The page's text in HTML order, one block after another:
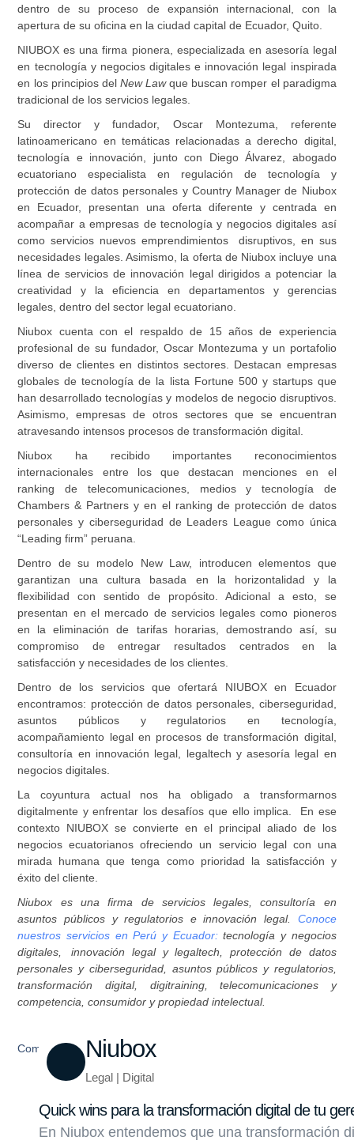
dentro de su proceso de expansión internacional, con la
apertura de su oficina en la ciudad capital de Ecuador, Quito.
NIUBOXes una firma pionera, especializada en asesoría legal
en tecnología y negocios digitales e innovación legal inspirada
en los principios del New Lawque buscan romper el paradigma
tradicional de los servicios legales.
Su director y fundador, Oscar Montezuma, referente
latinoamericano en temáticas relacionadas a derecho digital,
tecnología e innovación, junto con Diego Álvarez, abogado
ecuatoriano especialista en regulación de tecnología y
protección de datos personales y Country Manager de Niubox
en Ecuador, presentan una oferta diferente y centrada en
acompañar a empresas de tecnología y negocios digitales así
como servicios nuevos emprendimientos disruptivos, en sus
necesidades legales. Asimismo, la oferta de Niubox incluye una
línea de servicios de innovación legal dirigidos a potenciar la
creatividad y la eficiencia en departamentos y gerencias
legales, dentro del sector legal ecuatoriano.
Niubox cuenta con el respaldo de 15 años de experiencia
profesional de su fundador, Oscar Montezuma y un portafolio
diverso de clientes en distintos sectores. Destacan empresas
globales de tecnología de la lista Fortune 500 y startups que
han desarrollado tecnologías y modelos de negocio disruptivos.
Asimismo, empresas de otros sectores que se encuentran
atravesando intensos procesos de transformación digital.
Niubox ha recibido importantes reconocimientos
internacionales entre los que destacan menciones en el
ranking de telecomunicaciones, medios y tecnología de
Chambers & Partners y en el ranking de protección de datos
personales y ciberseguridad de Leaders League como única
“Leading firm” peruana.
Dentro de su modelo New Law, introducen elementos que
garantizan una cultura basada en la horizontalidad y la
flexibilidad con sentido de propósito. Adicional a esto, se
presentan en el mercado de servicios legales como pioneros
en la eliminación de tarifas horarias, demostrando así, su
compromiso de entregar resultados centrados en la
satisfacción y necesidades de los clientes.
Dentro de los servicios que ofertará NIUBOXen Ecuador
encontramos: protección de datos personales, ciberseguridad,
asuntos públicos y regulatorios en tecnología,
acompañamiento legal en procesos de transformación digital,
consultoría en innovación legal, legaltech y asesoría legal en
negocios digitales.
La coyuntura actual nos ha obligado a transformarnos
digitalmente y enfrentar los desafíos que ello implica. En ese
contexto NIUBOXse convierte en el principal aliado de los
negocios ecuatorianos ofreciendo un servicio legal con una
mirada humana que tenga como prioridad la satisfacción y
éxito del cliente.
Niubox es una firma de servicios legales, consultoría en
asuntos públicos y regulatorios e innovación legal. Conoce
nuestros servicios en Perú y Ecuador:tecnología y negocios
digitales, innovación legal y legaltech, protección de datos
personales y ciberseguridad, asuntos públicos y regulatorios,
transformación digital, digitraining, telecomunicaciones y
competencia, consumidor y propiedad intelectual.
Compartir Niubox
Legal | Digital
Quick wins para la transformación digital de tu
En Niubox entendemos que una transformación